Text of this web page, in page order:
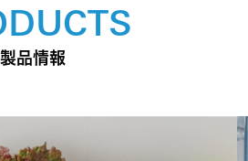
製品情報